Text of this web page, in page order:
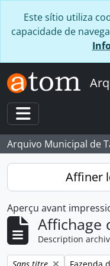
Este sítio utiliza
capacidade de
Toggle navigation
Arquivo Municipal de
Affiner
Aperçu avant
Affichage
Description
Remove filter: Remove